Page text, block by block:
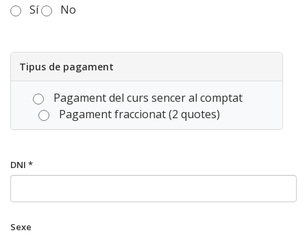
Sí No
Tipus de pagament
Pagament del curs sencer al comptat
Pagament fraccionat (2 quotes)
DNI *
Sexe